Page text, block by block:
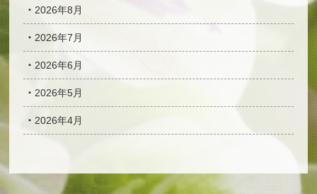
2026年8月
2026年7月
2026年6月
2026年5月
2026年4月